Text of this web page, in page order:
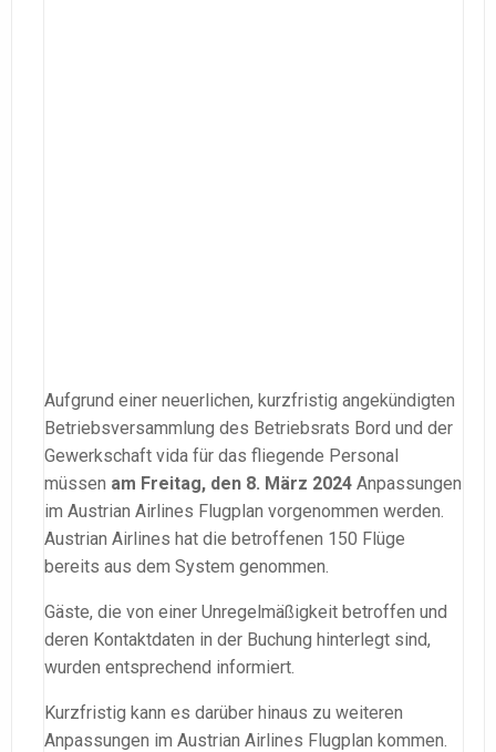
Aufgrund einer neuerlichen, kurzfristig angekündigten
Betriebsversammlung des Betriebsrats Bord und der
Gewerkschaft vida für das fliegende Personal
müssen am Freitag, den 8. März 2024 Anpassungen
im Austrian Airlines Flugplan vorgenommen werden.
Austrian Airlines hat die betroffenen 150 Flüge
bereits aus dem System genommen.
Gäste, die von einer Unregelmäßigkeit betroffen und
deren Kontaktdaten in der Buchung hinterlegt sind,
wurden entsprechend informiert.
Kurzfristig kann es darüber hinaus zu weiteren
Anpassungen im Austrian Airlines Flugplan kommen.